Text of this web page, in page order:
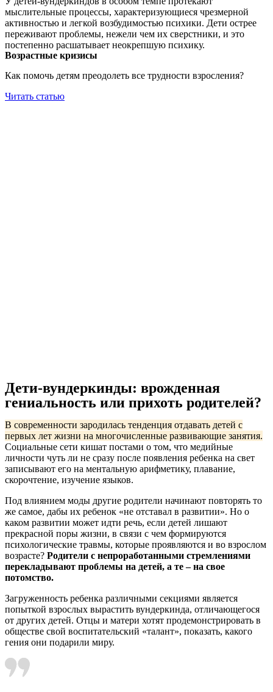
мыслительные процессы, характеризующиеся чрезмерной
активностью и легкой возбудимостью психики. Дети острее
переживают проблемы, нежели чем их сверстники, и это
постепенно расшатывает неокрепшую психику.
Возрастные кризисы
Как помочь детям преодолеть все трудности взросления?
Читать статью
Дети-вундеркинды: врожденная
гениальность или прихоть родителей?
В современности зародилась тенденция отдавать детей с
первых лет жизни на многочисленные развивающие занятия.
Социальные сети кишат постами о том, что медийные
личности чуть ли не сразу после появления ребенка на свет
записывают его на ментальную арифметику, плавание,
скорочтение, изучение языков.
Под влиянием моды другие родители начинают повторять то
же самое, дабы их ребенок «не отставал в развитии». Но о
каком развитии может идти речь, если детей лишают
прекрасной поры жизни, в связи с чем формируются
психологические травмы, которые проявляются и во взрослом
возрасте? Родители с непроработанными стремлениями
перекладывают проблемы на детей, а те – на свое
потомство.
Загруженность ребенка различными секциями является
попыткой взрослых вырастить вундеркинда, отличающегося
от других детей. Отцы и матери хотят продемонстрировать в
обществе свой воспитательский «талант», показать, какого
гения они подарили миру.